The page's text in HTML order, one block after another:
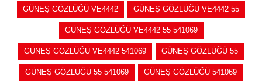
GÜNEŞ GÖZLÜĞÜ VE4442 GÜNEŞ GÖZLÜĞÜ VE4442 55
GÜNEŞ GÖZLÜĞÜ VE4442 55 541069
GÜNEŞ GÖZLÜĞÜ VE4442 541069 GÜNEŞ GÖZLÜĞÜ 55
GÜNEŞ GÖZLÜĞÜ 55 541069 GÜNEŞ GÖZLÜĞÜ 541069